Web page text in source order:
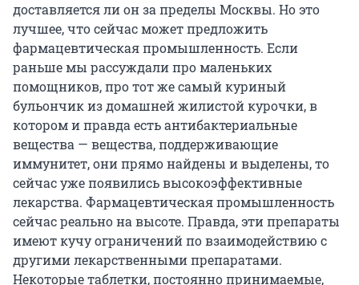
доставляется ли он за пределы Москвы. Но это
лучшее, что сейчас может предложить
фармацевтическая промышленность. Если
раньше мы рассуждали про маленьких
помощников, про тот же самый куриный
бульончик из домашней жилистой курочки, в
котором и правда есть антибактериальные
вещества — вещества, поддерживающие
иммунитет, они прямо найдены и выделены, то
сейчас уже появились высокоэффективные
лекарства. Фармацевтическая промышленность
сейчас реально на высоте. Правда, эти препараты
имеют кучу ограничений по взаимодействию с
другими лекарственными препаратами.
Некоторые таблетки, постоянно принимаемые,